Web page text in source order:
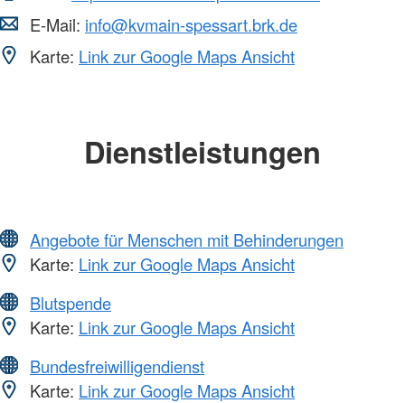
E-Mail: info@kvmain-spessart.brk.de
Karte: Link zur Google Maps Ansicht
Dienstleistungen
Angebote für Menschen mit Behinderungen
Karte: Link zur Google Maps Ansicht
Blutspende
Karte: Link zur Google Maps Ansicht
Bundesfreiwilligendienst
Karte: Link zur Google Maps Ansicht